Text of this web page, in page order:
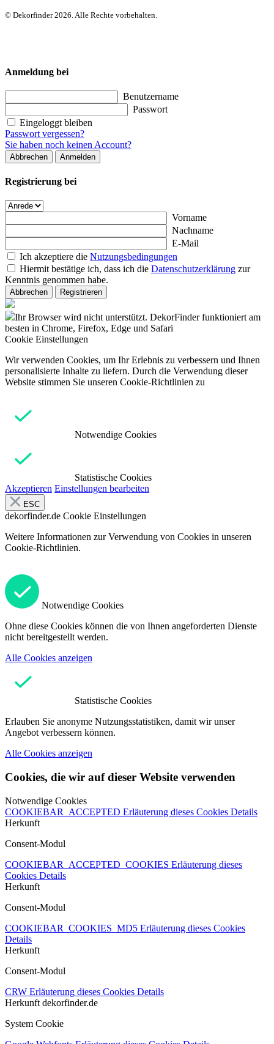
© Dekorfinder 2026. Alle Rechte vorbehalten.
Anmeldung bei
Benutzername
Passwort
Eingeloggt bleiben
Passwort vergessen?
Sie haben noch keinen Account?
Abbrechen Anmelden
Registrierung bei
Vorname
Nachname
E-Mail
Ich akzeptiere die Nutzungsbedingungen
Hiermit bestätige ich, dass ich die Datenschutzerklärung zur
Kenntnis genommen habe.
Abbrechen Registrieren
Ihr Browser wird nicht unterstützt. DekorFinder funktioniert am
besten in Chrome, Firefox, Edge und Safari
Cookie Einstellungen
Wir verwenden Cookies, um Ihr Erlebnis zu verbessern und Ihnen
personalisierte Inhalte zu liefern. Durch die Verwendung dieser
Website stimmen Sie unseren Cookie-Richtlinien zu
Notwendige Cookies
Statistische Cookies
Akzeptieren Einstellungen bearbeiten
ESC
dekorfinder.de Cookie Einstellungen
Weitere Informationen zur Verwendung von Cookies in unseren
Cookie-Richtlinien.
Notwendige Cookies
Ohne diese Cookies können die von Ihnen angeforderten Dienste
nicht bereitgestellt werden.
Alle Cookies anzeigen
Statistische Cookies
Erlauben Sie anonyme Nutzungsstatistiken, damit wir unser
Angebot verbessern können.
Alle Cookies anzeigen
Cookies, die wir auf dieser Website verwenden
Notwendige Cookies
COOKIEBAR_ACCEPTED Erläuterung dieses Cookies Details
Herkunft
Consent-Modul
COOKIEBAR_ACCEPTED_COOKIES Erläuterung dieses
Cookies Details
Herkunft
Consent-Modul
COOKIEBAR_COOKIES_MD5 Erläuterung dieses Cookies
Details
Herkunft
Consent-Modul
CRW Erläuterung dieses Cookies Details
Herkunft dekorfinder.de
System Cookie